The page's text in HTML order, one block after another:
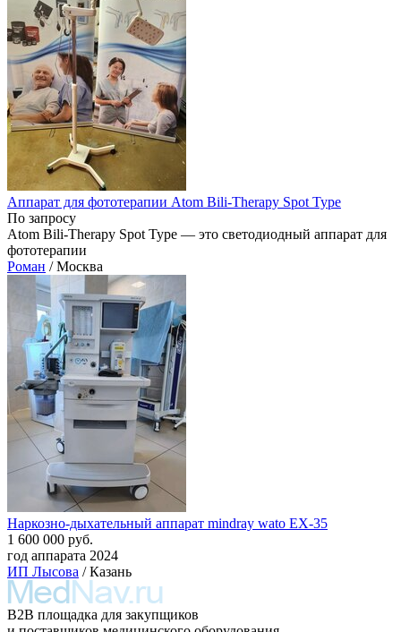
Аппарат для фототерапии Atom Bili-Therapy Spot Type
По запросу
Atom Bili-Therapy Spot Type — это светодиодный аппарат для
фототерапии
Роман / Москва
Наркозно-дыхательный аппарат mindray wato EX-35
1 600 000 руб.
год аппарата 2024
ИП Лысова / Казань
B2B площадка для закупщиков